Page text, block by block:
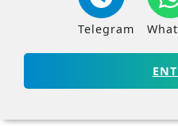
Telegram